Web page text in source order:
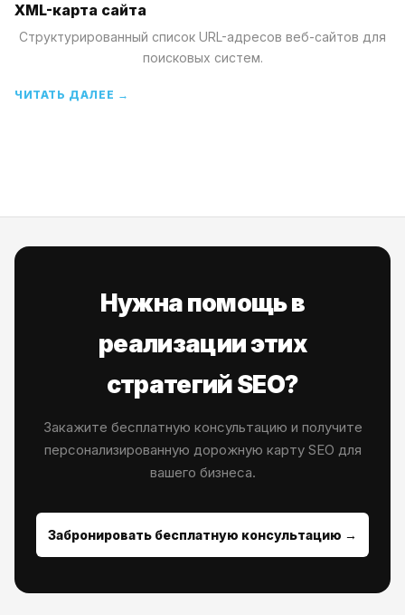
XML-карта сайта
Структурированный список URL-адресов веб-сайтов для
поисковых систем.
ЧИТАТЬ ДАЛЕЕ →
Нужна помощь в
реализации этих
стратегий SEO?
Закажите бесплатную консультацию и получите
персонализированную дорожную карту SEO для
вашего бизнеса.
Забронировать бесплатную консультацию →